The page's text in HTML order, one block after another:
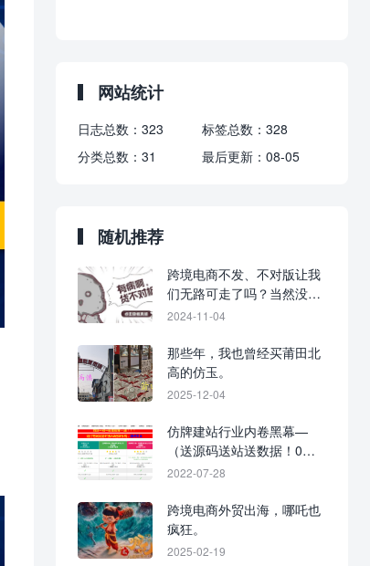
网站统计
日志总数： 323 标签总数： 328
分类总数： 31 最后更新： 08-05
随机推荐
跨境电商不发、不对版让我
们无路可走了吗？当然没
有！
2024-11-04
那些年，我也曾经买莆田北
高的仿玉。
2025-12-04
仿牌建站行业内卷黑幕—
（送源码送站送数据！0元
入行，建站不花钱！）
2022-07-28
跨境电商外贸出海，哪吒也
疯狂。
2025-02-19